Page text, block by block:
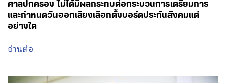
ศาลปกครอง ไม่ได้มีผลกระทบต่อกระบวนการเตรียมการ
และกำหนดวันออกเสียงเลือกตั้งบอร์ดประกันสังคมแต่
อย่างใด
อ่านต่อ